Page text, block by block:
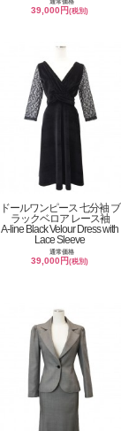
39,000円(税別)
ドールワンピース 七分袖 ブ
ラックベロア レース袖
A-line Black Velour Dress with
Lace Sleeve
通常価格
39,000円(税別)